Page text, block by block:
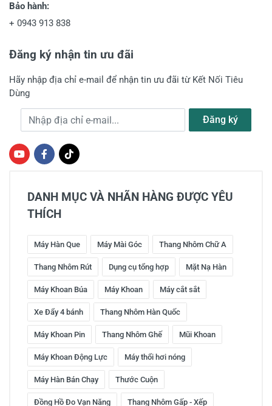
Bảo hành:
+ 0943 913 838
Đăng ký nhận tin ưu đãi
Hãy nhập địa chỉ e-mail để nhận tin ưu đãi từ Kết Nối Tiêu
Dùng
Địa chỉ e-mail Đăng ký
DANH MỤC VÀ NHÃN HÀNG ĐƯỢC YÊU
THÍCH
Máy Hàn Que Máy Mài Góc Thang Nhôm Chữ A
Thang Nhôm Rút Dụng cụ tổng hợp Mặt Nạ Hàn
Máy Khoan Búa Máy Khoan Máy cắt sắt
Xe Đẩy 4 bánh Thang Nhôm Hàn Quốc
Máy Khoan Pin Thang Nhôm Ghế Mũi Khoan
Máy Khoan Động Lực Máy thổi hơi nóng
Máy Hàn Bán Chạy Thước Cuộn
Đồng Hồ Đo Vạn Năng Thang Nhôm Gấp - Xếp